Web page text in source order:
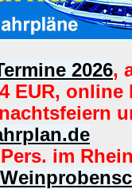
2026,
EUR, online
im